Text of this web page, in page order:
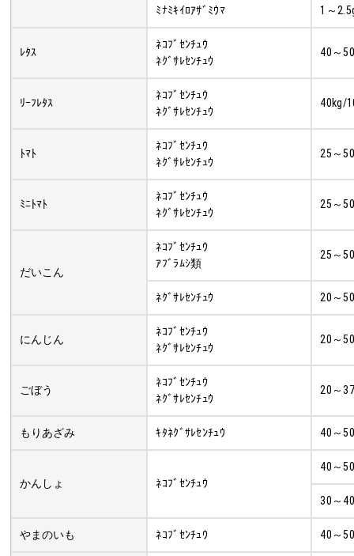
ﾐﾅﾐｷｲﾛｱｻﾞﾐｳﾏ 1～
ﾚﾀｽ
ﾈｺﾌﾞｾﾝﾁｭｳ
ﾈｸﾞｻﾚｾﾝﾁｭｳ
40～
ﾘｰﾌﾚﾀｽ
ﾈｺﾌﾞｾﾝﾁｭｳ
ﾈｸﾞｻﾚｾﾝﾁｭｳ
40kg/
ﾄﾏﾄ
ﾈｺﾌﾞｾﾝﾁｭｳ
ﾈｸﾞｻﾚｾﾝﾁｭｳ
25～
ﾐﾆﾄﾏﾄ
ﾈｺﾌﾞｾﾝﾁｭｳ
ﾈｸﾞｻﾚｾﾝﾁｭｳ
25～
だいこん
ﾈｺﾌﾞｾﾝﾁｭｳ
ｱﾌﾞﾗﾑｼ類
25～
ﾈｸﾞｻﾚｾﾝﾁｭｳ 20～
にんじん
ﾈｺﾌﾞｾﾝﾁｭｳ
ﾈｸﾞｻﾚｾﾝﾁｭｳ
20～
ごぼう
ﾈｺﾌﾞｾﾝﾁｭｳ
ﾈｸﾞｻﾚｾﾝﾁｭｳ
20～
もりあざみ ｷﾀﾈｸﾞｻﾚｾﾝﾁｭｳ 40～
かんしょ ﾈｺﾌﾞｾﾝﾁｭｳ
40～
30～
やまのいも ﾈｺﾌﾞｾﾝﾁｭｳ 40～